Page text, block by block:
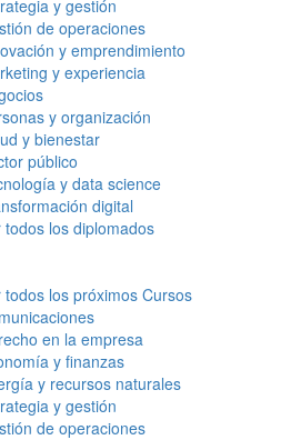
y gestión
de operaciones
y emprendimiento
y experiencia
y organización
y bienestar
público
y data science
digital
todos los diplomados
todos los próximos Cursos
en la empresa
y finanzas
y recursos naturales
y gestión
de operaciones